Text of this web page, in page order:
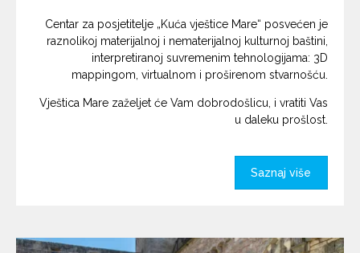
Centar za posjetitelje „Kuća vještice Mare“ posvećen je
raznolikoj materijalnoj i nematerijalnoj kulturnoj baštini,
interpretiranoj suvremenim tehnologijama: 3D
mappingom, virtualnom i proširenom stvarnošću.
Vještica Mare zaželjet će Vam dobrodošlicu, i vratiti Vas
u daleku prošlost.
Saznaj više